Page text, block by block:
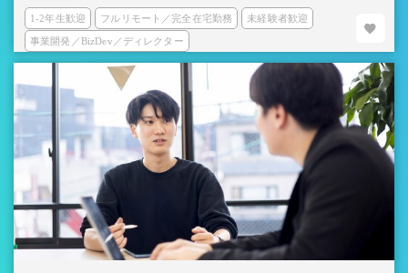
1-2年生歓迎 フルリモート／完全在宅勤務 未経験者歓迎
事業開発／BizDev／ディレクター